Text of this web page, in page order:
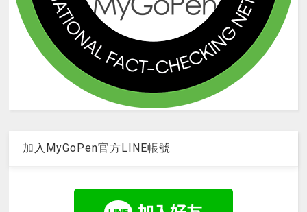
加入MyGoPen官方LINE帳號